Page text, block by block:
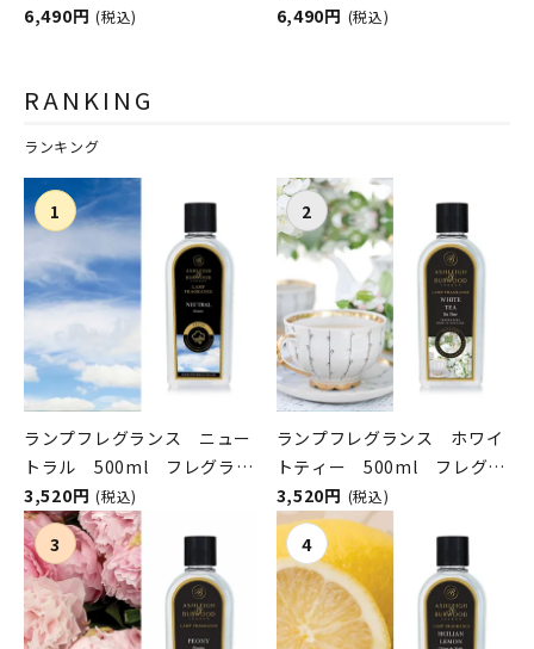
ASHLEIGH&BURWOOD（ア
6,490円 (税込)
ASHLEIGH&BURWOOD（ア
6,490円 (税込)
RANKING
ランキング
ランプフレグランス ニュー
トラル 500ml フレグラン
スランプ用オイル
ASHLEIGH&BURWOOD（ア
シュレイアンドバーウッド）
3,520円 (税込)
ランプフレグランス ホワイ
トティー 500ml フレグラ
ンスランプ用オイル
ASHLEIGH&BURWOOD（ア
シュレイアンドバーウッド）
3,520円 (税込)